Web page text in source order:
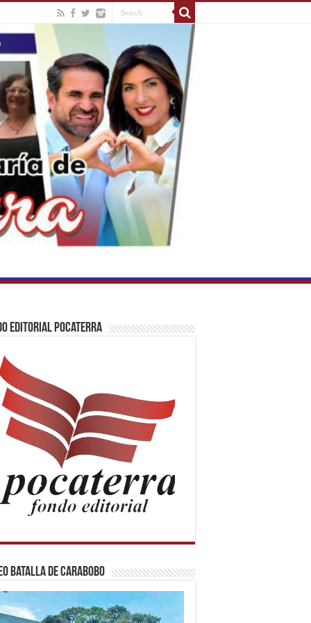
Editorial Pocaterra
Batalla de Carabobo